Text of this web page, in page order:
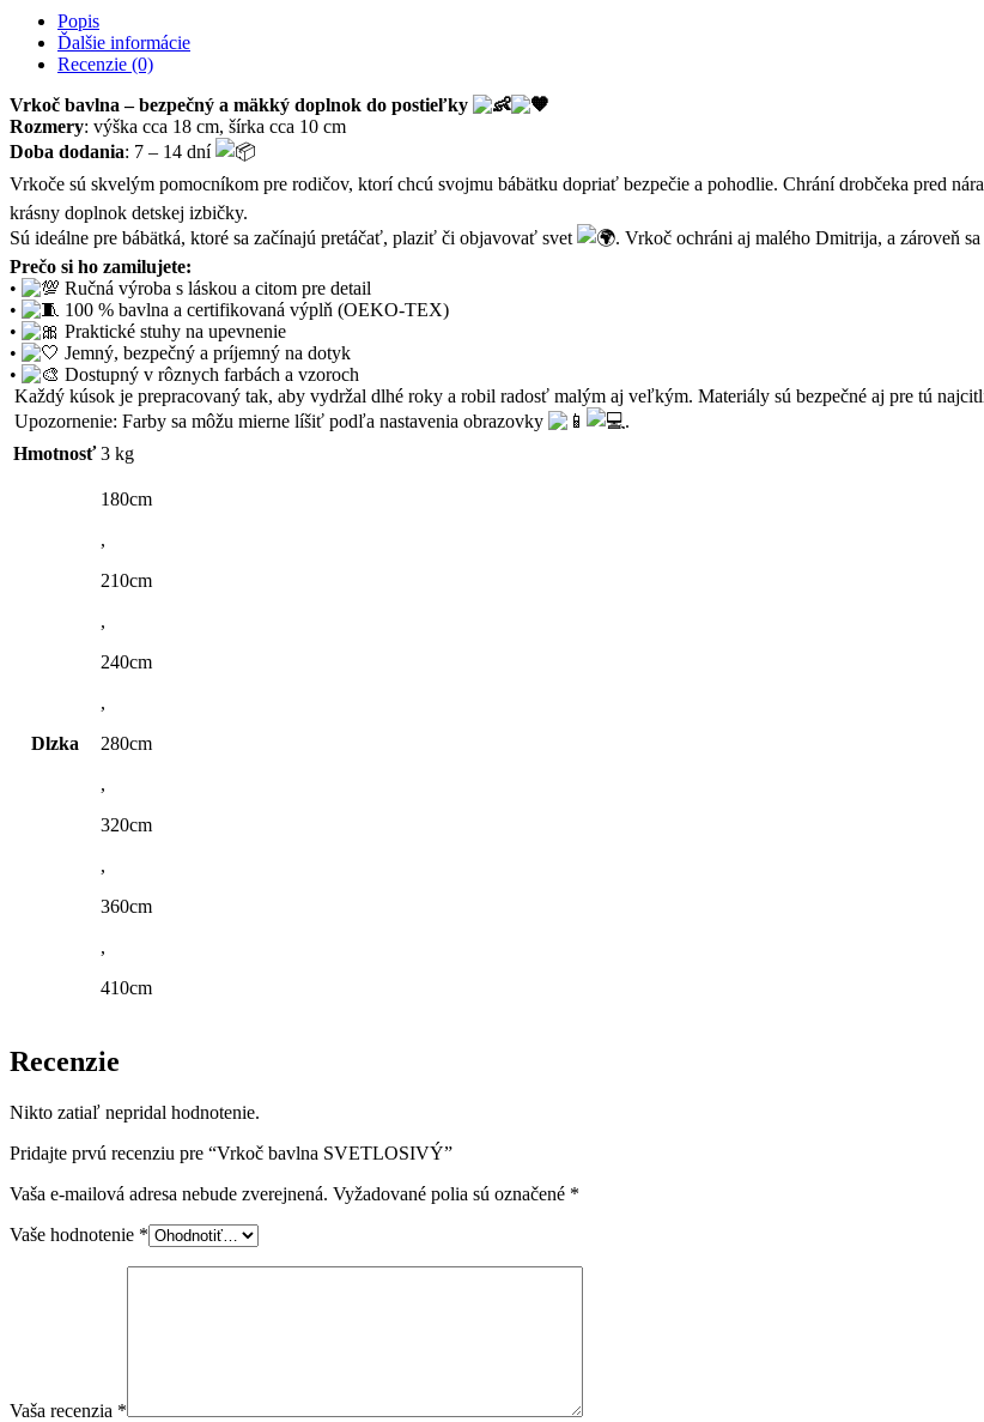
Popis
Ďalšie informácie
Recenzie (0)
Vrkoč bavlna – bezpečný a mäkký doplnok do postieľky
Rozmery: výška cca 18 cm, šírka cca 10 cm
Doba dodania: 7 – 14 dní
Vrkoče sú skvelým pomocníkom pre rodičov, ktorí chcú svojmu bábätku dopriať bezpečie a pohodlie. Chrání drobčeka pred
krásny doplnok detskej izbičky.
Sú ideálne pre bábätká, ktoré sa začínajú pretáčať, plaziť či objavovať svet
. Vrkoč ochráni aj malého Dmitrija, a zároveň
Prečo si ho zamilujete:
•
Ručná výroba s láskou a citom pre detail
•
100 % bavlna a certifikovaná výplň (OEKO-TEX)
•
Praktické stuhy na upevnenie
•
Jemný, bezpečný a príjemný na dotyk
•
Dostupný v rôznych farbách a vzoroch
Každý kúsok je prepracovaný tak, aby vydržal dlhé roky a robil radosť malým aj veľkým. Materiály sú bezpečné aj pre tú
Upozornenie: Farby sa môžu mierne líšiť podľa nastavenia obrazovky
.
Hmotnosť 3 kg
Dlzka
180cm
,
210cm
,
240cm
,
280cm
,
320cm
,
360cm
,
410cm
Recenzie
Nikto zatiaľ nepridal hodnotenie.
Pridajte prvú recenziu pre “Vrkoč bavlna SVETLOSIVÝ”
Vaša e-mailová adresa nebude zverejnená. Vyžadované polia sú označené *
Vaše hodnotenie *
Vaša recenzia *